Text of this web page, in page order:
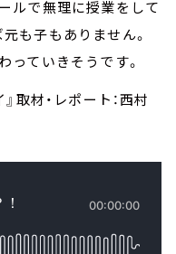
ルで無理に授業をして
も子もありません。
っていきそうです。
取材・レポート：西村